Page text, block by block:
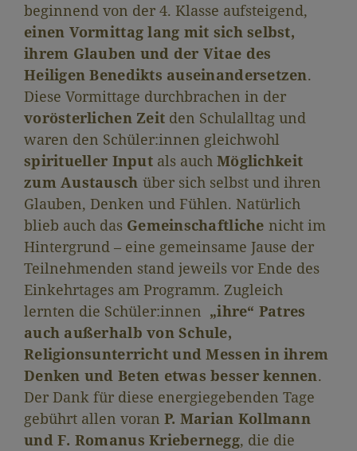
beginnend von der 4. Klasse aufsteigend,
einen Vormittag lang mit sich selbst,
ihrem Glauben und der Vitae des
Heiligen Benedikts auseinandersetzen.
Diese Vormittage durchbrachen in der
vorösterlichen Zeit den Schulalltag und
waren den Schüler:innen gleichwohl
spiritueller Inputals auchMöglichkeit
zum Austausch über sich selbst und ihren
Glauben, Denken und Fühlen. Natürlich
blieb auch das Gemeinschaftliche nicht im
Hintergrund – eine gemeinsame Jause der
Teilnehmenden stand jeweils vor Ende des
Einkehrtages am Programm. Zugleich
lernten die Schüler:innen „ihre“ Patres
auch außerhalb von Schule,
Religionsunterricht und Messen in ihrem
Denken und Beten etwas besser kennen.
Der Dank für diese energiegebenden Tage
gebührt allen voran P. Marian Kollmann
und F. Romanus Kriebernegg, die die